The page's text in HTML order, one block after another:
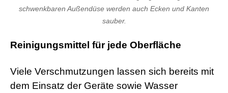
schwenkbaren Außendüse werden auch Ecken und Kanten
sauber.
Reinigungsmittel für jede Oberfläche
Viele Verschmutzungen lassen sich bereits mit
dem Einsatz der Geräte sowie Wasser